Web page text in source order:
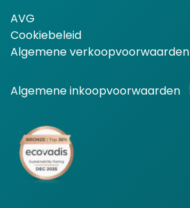
AVG
Cookiebeleid
Algemene verkoopvoorwaarden
Algemene inkoopvoorwaarden